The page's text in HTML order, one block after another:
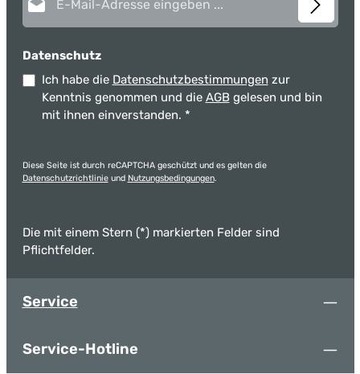
Datenschutz
Ich habe die Datenschutzbestimmungen zur
Kenntnis genommen und die AGB gelesen und bin
mit ihnen einverstanden. *
Diese Seite ist durch reCAPTCHA geschützt und es gelten die
Datenschutzrichtlinieund Nutzungsbedingungen.
Die mit einem Stern (*) markierten Felder sind
Pflichtfelder.
Service
Service-Hotline